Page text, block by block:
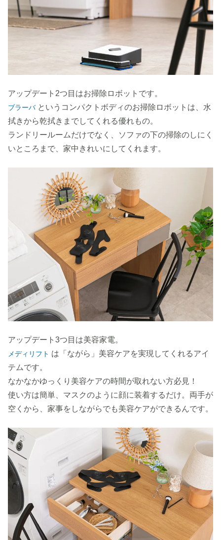
アップデート2つ目はお掃除ロボットです。
ブラーバ というコンパクトボディのお掃除ロボットは、水
拭きから乾拭きまでしてくれる優れもの。
ランドリールームだけでなく、ソファの下の掃除のしにく
いところまで、家中きれいにしてくれます。
アップデート3つ目は美容家電。
メディリフト は「ながら」美容ケアを実現してくれるアイ
テムです。
なかなかゆっくり美容ケアの時間が取れない方必見！
使い方は簡単、マスクのように顔に装着するだけ。両手が
空くから、家事をしながらでも美容ケアができるんです。